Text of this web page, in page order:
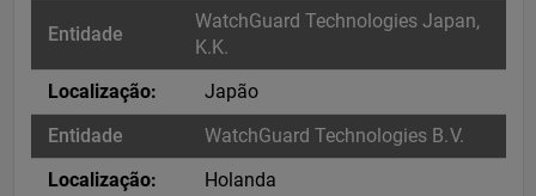
WatchGuard Technologies Japan,
K.K.
Japão
WatchGuard Technologies B.V.
Holanda